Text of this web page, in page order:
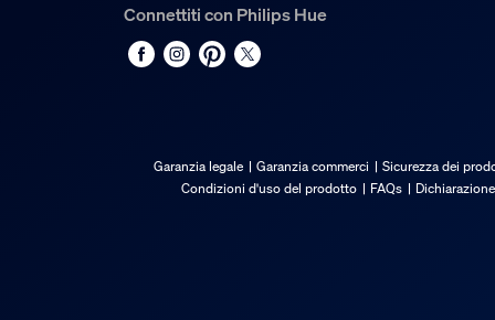
Sì
Effetto luce diffusa
Sì
Intensità regolabile con app Hue e interruttore
Connettiti con Philips Hue
Garanzia legale Garanzia commerci Sicurezza dei
Condizioni d'uso del prodotto
FAQs